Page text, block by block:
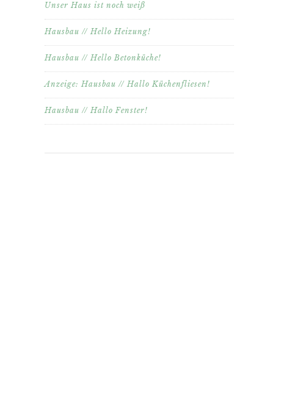
Unser Haus ist noch weiß
Hausbau // Hello Heizung!
Hausbau // Hello Betonküche!
Anzeige: Hausbau // Hallo Küchenfliesen!
Hausbau // Hallo Fenster!